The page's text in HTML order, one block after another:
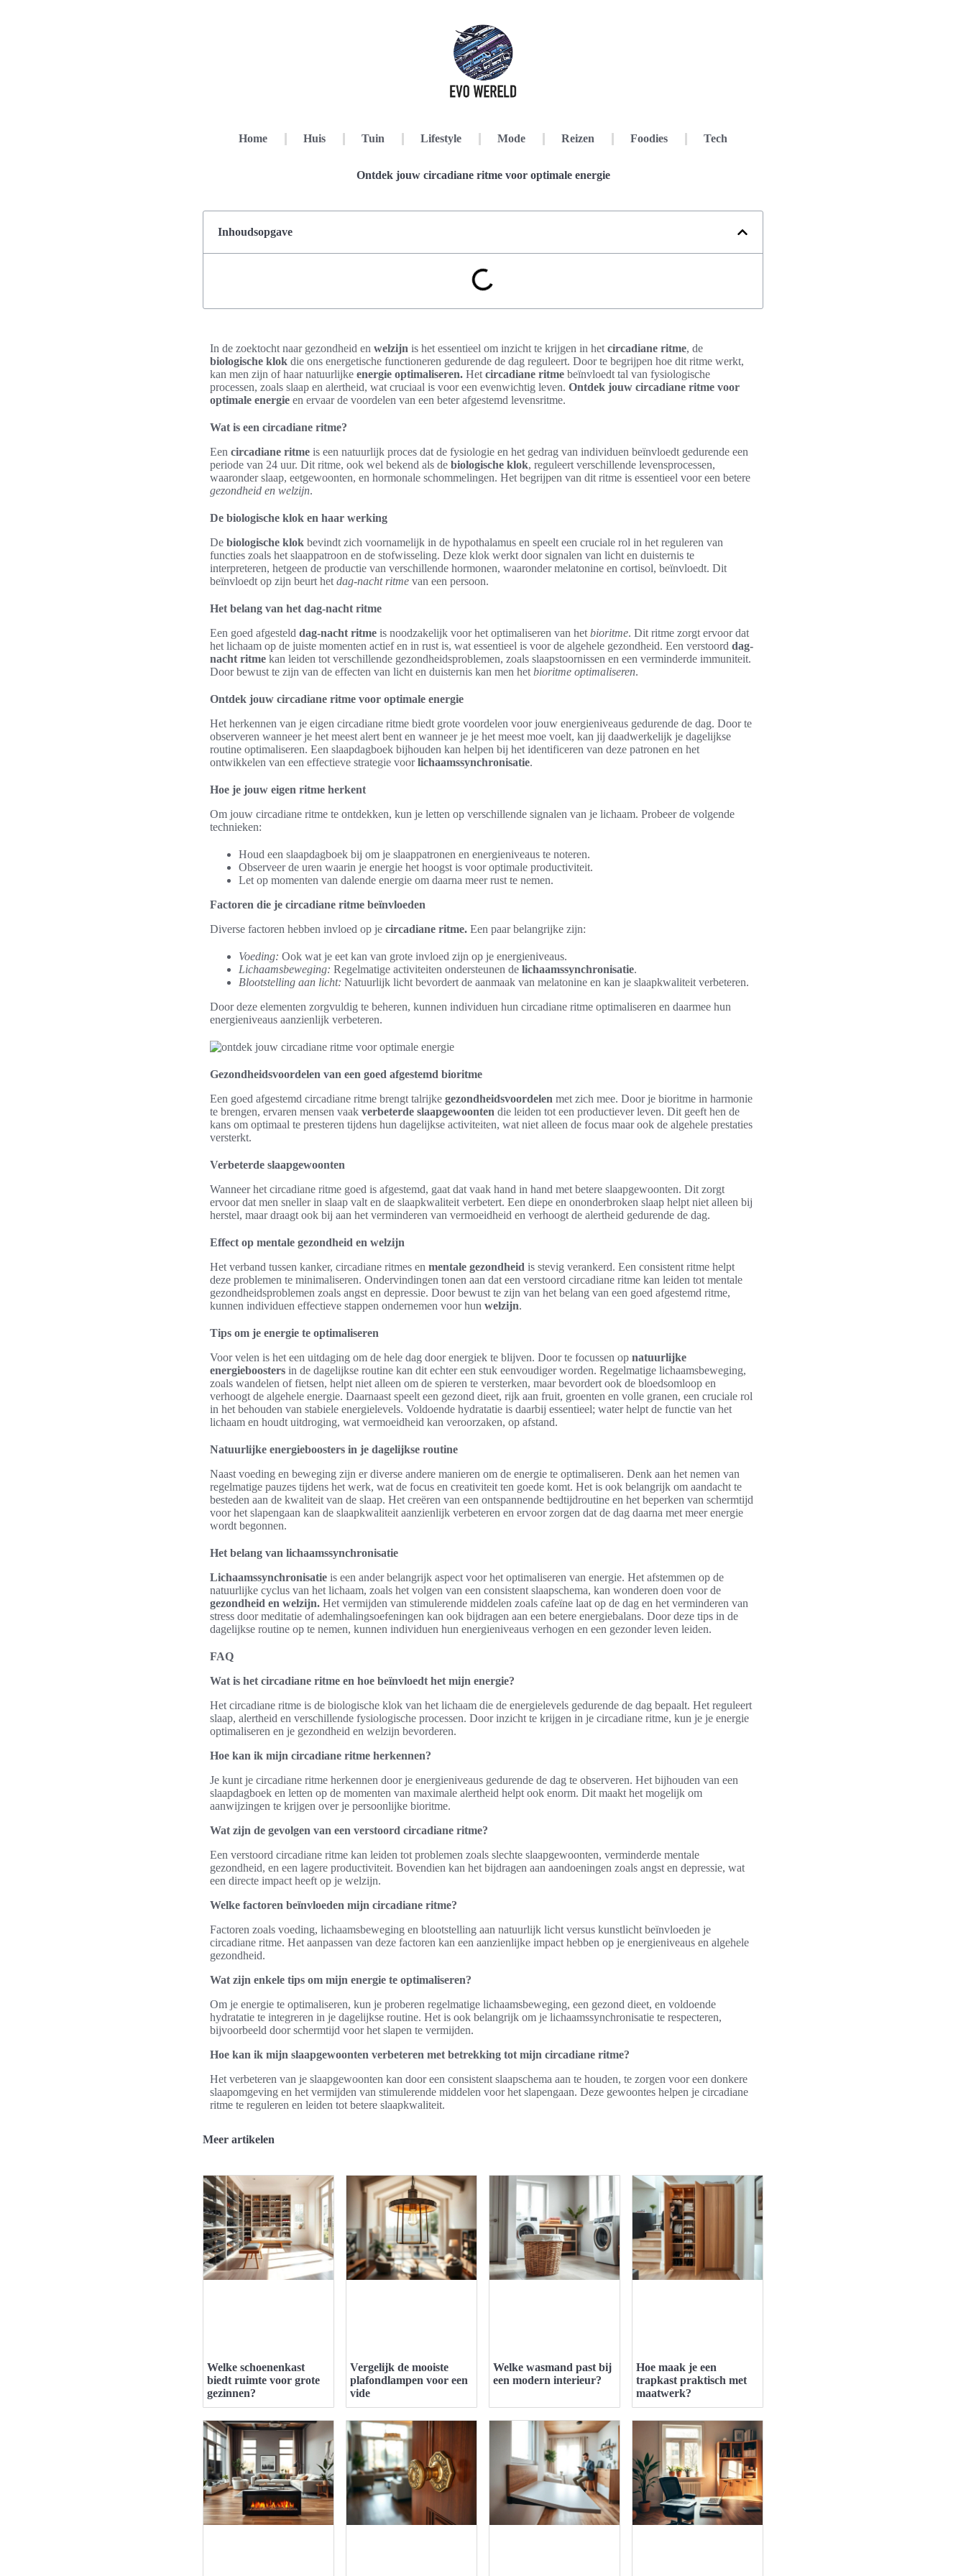
Home Huis Tuin Lifestyle Mode Reizen Foodies Tech
Ontdek jouw circadiane ritme voor optimale energie
Inhoudsopgave
In de zoektocht naar gezondheid en welzijn is het essentieel om inzicht te krijgen in het circadiane ritme, de
biologische klok die ons energetische functioneren gedurende de dag reguleert. Door te begrijpen hoe dit ritme werkt,
kan men zijn of haar natuurlijke energie optimaliseren. Het circadiane ritme beïnvloedt tal van fysiologische
processen, zoals slaap en alertheid, wat cruciaal is voor een evenwichtig leven. Ontdek jouw circadiane ritme voor
optimale energie en ervaar de voordelen van een beter afgestemd levensritme.
Wat is een circadiane ritme?
Een circadiane ritme is een natuurlijk proces dat de fysiologie en het gedrag van individuen beïnvloedt gedurende een
periode van 24 uur. Dit ritme, ook wel bekend als de biologische klok, reguleert verschillende levensprocessen,
waaronder slaap, eetgewoonten, en hormonale schommelingen. Het begrijpen van dit ritme is essentieel voor een betere
gezondheid en welzijn.
De biologische klok en haar werking
De biologische klok bevindt zich voornamelijk in de hypothalamus en speelt een cruciale rol in het reguleren van
functies zoals het slaappatroon en de stofwisseling. Deze klok werkt door signalen van licht en duisternis te
interpreteren, hetgeen de productie van verschillende hormonen, waaronder melatonine en cortisol, beïnvloedt. Dit
beïnvloedt op zijn beurt het dag-nacht ritme van een persoon.
Het belang van het dag-nacht ritme
Een goed afgesteld dag-nacht ritme is noodzakelijk voor het optimaliseren van het bioritme. Dit ritme zorgt ervoor dat
het lichaam op de juiste momenten actief en in rust is, wat essentieel is voor de algehele gezondheid. Een verstoord dag-
nacht ritme kan leiden tot verschillende gezondheidsproblemen, zoals slaapstoornissen en een verminderde immuniteit.
Door bewust te zijn van de effecten van licht en duisternis kan men het bioritme optimaliseren.
Ontdek jouw circadiane ritme voor optimale energie
Het herkennen van je eigen circadiane ritme biedt grote voordelen voor jouw energieniveaus gedurende de dag. Door te
observeren wanneer je het meest alert bent en wanneer je je het meest moe voelt, kan jij daadwerkelijk je dagelijkse
routine optimaliseren. Een slaapdagboek bijhouden kan helpen bij het identificeren van deze patronen en het
ontwikkelen van een effectieve strategie voorlichaamssynchronisatie.
Hoe je jouw eigen ritme herkent
Om jouw circadiane ritme te ontdekken, kun je letten op verschillende signalen van je lichaam. Probeer de volgende
technieken:
Houd een slaapdagboek bij om je slaappatronen en energieniveaus te noteren.
Observeer de uren waarin je energie het hoogst is voor optimale productiviteit.
Let op momenten van dalende energie om daarna meer rust te nemen.
Factoren die je circadiane ritme beïnvloeden
Diverse factoren hebben invloed op je circadiane ritme. Een paar belangrijke zijn:
Voeding: Ook wat je eet kan van grote invloed zijn op je energieniveaus.
Lichaamsbeweging: Regelmatige activiteiten ondersteunen de lichaamssynchronisatie.
Blootstelling aan licht: Natuurlijk licht bevordert de aanmaak van melatonine en kan je slaapkwaliteit verbeteren.
Door deze elementen zorgvuldig te beheren, kunnen individuen hun circadiane ritme optimaliseren en daarmee hun
energieniveaus aanzienlijk verbeteren.
Gezondheidsvoordelen van een goed afgestemd bioritme
Een goed afgestemd circadiane ritme brengt talrijke gezondheidsvoordelen met zich mee. Door je bioritme in harmonie
te brengen, ervaren mensen vaak verbeterde slaapgewoonten die leiden tot een productiever leven. Dit geeft hen de
kans om optimaal te presteren tijdens hun dagelijkse activiteiten, wat niet alleen de focus maar ook de algehele prestaties
versterkt.
Verbeterde slaapgewoonten
Wanneer het circadiane ritme goed is afgestemd, gaat dat vaak hand in hand met betere slaapgewoonten. Dit zorgt
ervoor dat men sneller in slaap valt en de slaapkwaliteit verbetert. Een diepe en ononderbroken slaap helpt niet alleen bij
herstel, maar draagt ook bij aan het verminderen van vermoeidheid en verhoogt de alertheid gedurende de dag.
Effect op mentale gezondheid en welzijn
Het verband tussen kanker, circadiane ritmes en mentale gezondheid is stevig verankerd. Een consistent ritme helpt
deze problemen te minimaliseren. Ondervindingen tonen aan dat een verstoord circadiane ritme kan leiden tot mentale
gezondheidsproblemen zoals angst en depressie. Door bewust te zijn van het belang van een goed afgestemd ritme,
kunnen individuen effectieve stappen ondernemen voor hun welzijn.
Tips om je energie te optimaliseren
Voor velen is het een uitdaging om de hele dag door energiek te blijven. Door te focussen op natuurlijke
energieboosters in de dagelijkse routine kan dit echter een stuk eenvoudiger worden. Regelmatige lichaamsbeweging,
zoals wandelen of fietsen, helpt niet alleen om de spieren te versterken, maar bevordert ook de bloedsomloop en
verhoogt de algehele energie. Daarnaast speelt een gezond dieet, rijk aan fruit, groenten en volle granen, een cruciale rol
in het behouden van stabiele energielevels. Voldoende hydratatie is daarbij essentieel; water helpt de functie van het
lichaam en houdt uitdroging, wat vermoeidheid kan veroorzaken, op afstand.
Natuurlijke energieboosters in je dagelijkse routine
Naast voeding en beweging zijn er diverse andere manieren om de energie te optimaliseren. Denk aan het nemen van
regelmatige pauzes tijdens het werk, wat de focus en creativiteit ten goede komt. Het is ook belangrijk om aandacht te
besteden aan de kwaliteit van de slaap. Het creëren van een ontspannende bedtijdroutine en het beperken van schermtijd
voor het slapengaan kan de slaapkwaliteit aanzienlijk verbeteren en ervoor zorgen dat de dag daarna met meer energie
wordt begonnen.
Het belang van lichaamssynchronisatie
Lichaamssynchronisatie is een ander belangrijk aspect voor het optimaliseren van energie. Het afstemmen op de
natuurlijke cyclus van het lichaam, zoals het volgen van een consistent slaapschema, kan wonderen doen voor de
gezondheid en welzijn. Het vermijden van stimulerende middelen zoals cafeïne laat op de dag en het verminderen van
stress door meditatie of ademhalingsoefeningen kan ook bijdragen aan een betere energiebalans. Door deze tips in de
dagelijkse routine op te nemen, kunnen individuen hun energieniveaus verhogen en een gezonder leven leiden.
FAQ
Wat is het circadiane ritme en hoe beïnvloedt het mijn energie?
Het circadiane ritme is de biologische klok van het lichaam die de energielevels gedurende de dag bepaalt. Het reguleert
slaap, alertheid en verschillende fysiologische processen. Door inzicht te krijgen in je circadiane ritme, kun je je energie
optimaliseren en je gezondheid en welzijn bevorderen.
Hoe kan ik mijn circadiane ritme herkennen?
Je kunt je circadiane ritme herkennen door je energieniveaus gedurende de dag te observeren. Het bijhouden van een
slaapdagboek en letten op de momenten van maximale alertheid helpt ook enorm. Dit maakt het mogelijk om
aanwijzingen te krijgen over je persoonlijke bioritme.
Wat zijn de gevolgen van een verstoord circadiane ritme?
Een verstoord circadiane ritme kan leiden tot problemen zoals slechte slaapgewoonten, verminderde mentale
gezondheid, en een lagere productiviteit. Bovendien kan het bijdragen aan aandoeningen zoals angst en depressie, wat
een directe impact heeft op je welzijn.
Welke factoren beïnvloeden mijn circadiane ritme?
Factoren zoals voeding, lichaamsbeweging en blootstelling aan natuurlijk licht versus kunstlicht beïnvloeden je
circadiane ritme. Het aanpassen van deze factoren kan een aanzienlijke impact hebben op je energieniveaus en algehele
gezondheid.
Wat zijn enkele tips om mijn energie te optimaliseren?
Om je energie te optimaliseren, kun je proberen regelmatige lichaamsbeweging, een gezond dieet, en voldoende
hydratatie te integreren in je dagelijkse routine. Het is ook belangrijk om je lichaamssynchronisatie te respecteren,
bijvoorbeeld door schermtijd voor het slapen te vermijden.
Hoe kan ik mijn slaapgewoonten verbeteren met betrekking tot mijn circadiane ritme?
Het verbeteren van je slaapgewoonten kan door een consistent slaapschema aan te houden, te zorgen voor een donkere
slaapomgeving en het vermijden van stimulerende middelen voor het slapengaan. Deze gewoontes helpen je circadiane
ritme te reguleren en leiden tot betere slaapkwaliteit.
Meer artikelen
Welke schoenenkast
biedt ruimte voor grote
gezinnen?
Vergelijk de mooiste
plafondlampen voor een
vide
Welke wasmand past bij
een modern interieur?
Hoe maak je een
trapkast praktisch met
maatwerk?